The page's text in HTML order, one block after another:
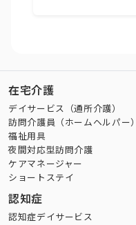
在宅介護
デイサービス（通所介護）
訪問介護員（ホームヘルパー）
福祉用具
夜間対応型訪問介護
ケアマネージャー
ショートステイ
認知症
認知症デイサービス